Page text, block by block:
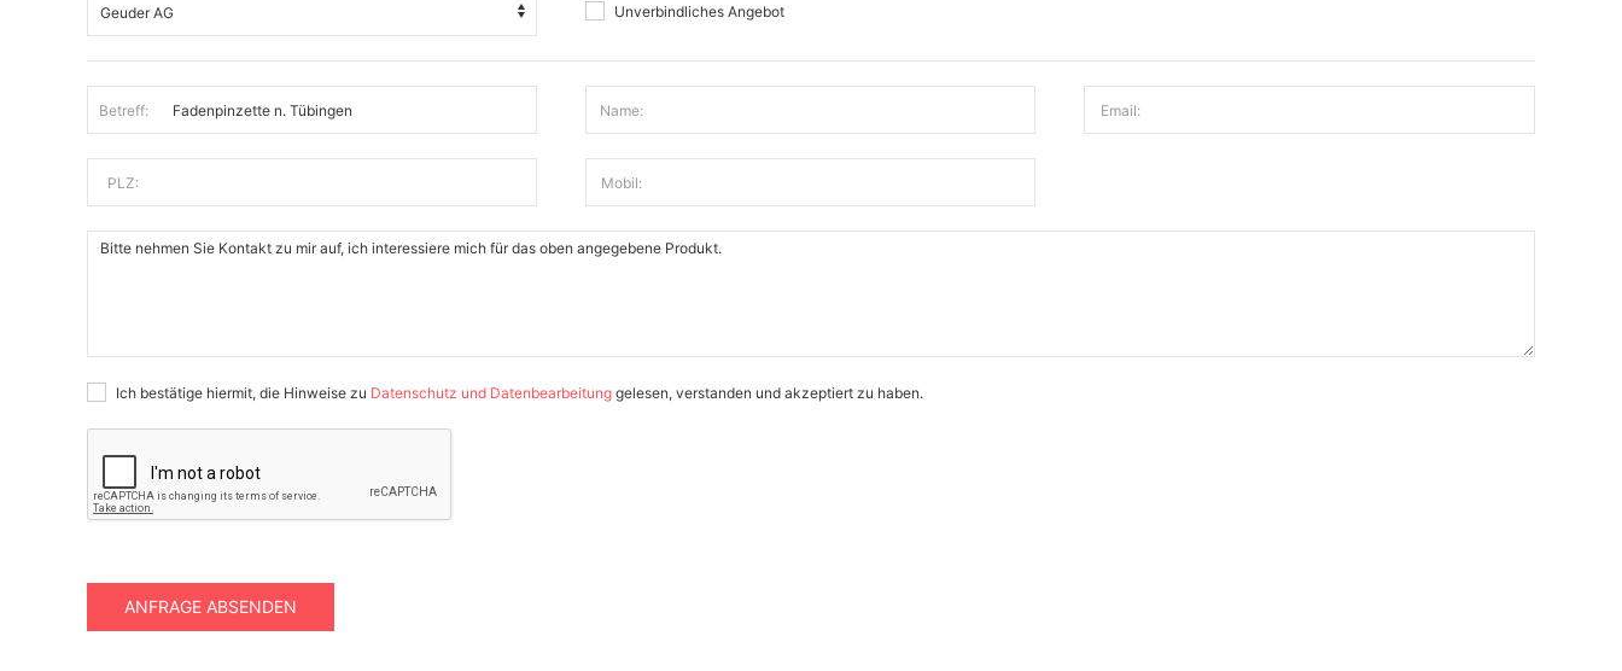
Unverbindliches Angebot
Betreff: Name: Email:
PLZ: Mobil:
Ich bestätige hiermit, die Hinweise zu Datenschutz und Datenbearbeitung gelesen, verstanden und akzeptiert zu haben.
ANFRAGE ABSENDEN